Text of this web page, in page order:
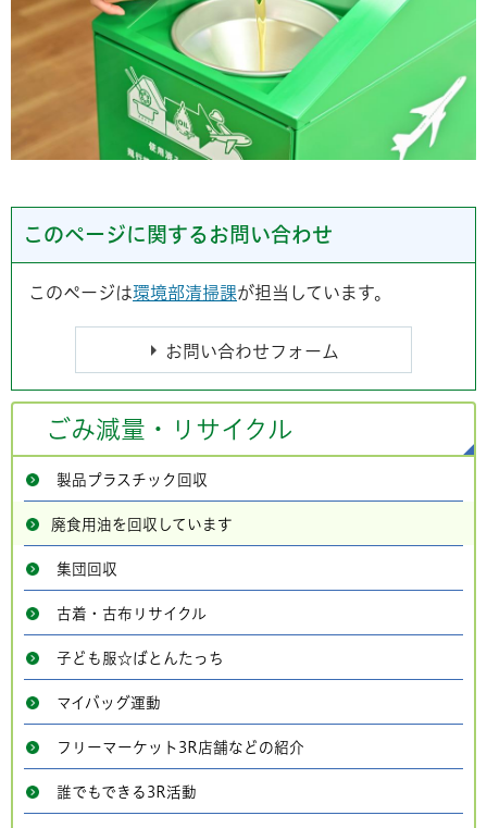
このページに関するお問い合わせ
このページは環境部清掃課が担当しています。
ごみ減量・リサイクル
製品プラスチック回収
廃食用油を回収しています
集団回収
古着・古布リサイクル
子ども服☆ばとんたっち
マイバッグ運動
フリーマーケット3R店舗などの紹介
誰でもできる3R活動